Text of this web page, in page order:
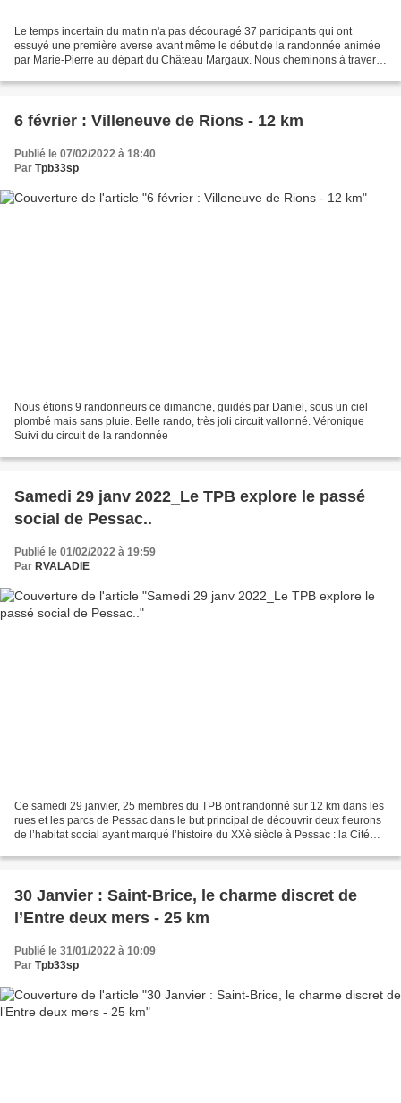
Le temps incertain du matin n'a pas découragé 37 participants qui ont
essuyé une première averse avant même le début de la randonnée animée
par Marie-Pierre au départ du Château Margaux. Nous cheminons à travers
6 février : Villeneuve de Rions - 12 km
Publié le 07/02/2022 à 18:40
Par Tpb33sp
Nous étions 9 randonneurs ce dimanche, guidés par Daniel, sous un ciel
plombé mais sans pluie. Belle rando, très joli circuit vallonné. Véronique
Suivi du circuit de la randonnée
Samedi 29 janv 2022_Le TPB explore le passé
social de Pessac..
Publié le 01/02/2022 à 19:59
Par RVALADIE
Ce samedi 29 janvier, 25 membres du TPB ont randonné sur 12 km dans les
rues et les parcs de Pessac dans le but principal de découvrir deux fleurons
de l’habitat social ayant marqué l’histoire du XXè siècle à Pessac : la Cité
30 Janvier : Saint-Brice, le charme discret de
l’Entre deux mers - 25 km
Publié le 31/01/2022 à 10:09
Par Tpb33sp